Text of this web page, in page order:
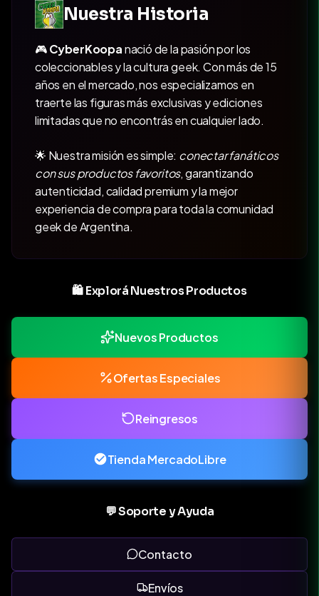
Nuestra Historia
🎮CyberKoopanació de la pasión por los
coleccionables y la cultura geek. Con más de 15
años en el mercado, nos especializamos en
traerte las figuras más exclusivas y ediciones
limitadas que no encontrás en cualquier lado.
🌟 Nuestra misión es simple: conectar fanáticos
con sus productos favoritos, garantizando
autenticidad, calidad premium y la mejor
experiencia de compra para toda la comunidad
geek de Argentina.
🛍️ Explorá Nuestros Productos
Nuevos Productos
Ofertas Especiales
Reingresos
Tienda MercadoLibre
💬 Soporte y Ayuda
Contacto
Envíos